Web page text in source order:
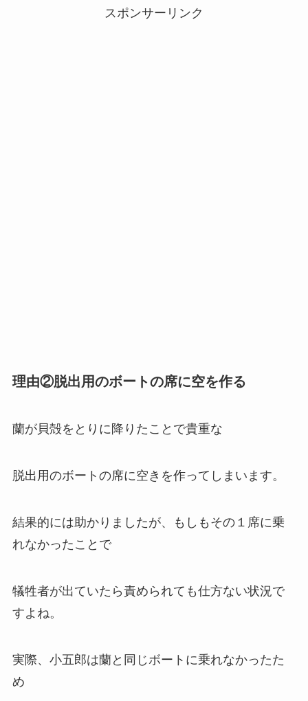
スポンサーリンク
理由②脱出用のボートの席に空を作る
蘭が貝殻をとりに降りたことで貴重な
脱出用のボートの席に空きを作ってしまいます。
結果的には助かりましたが、もしもその１席に乗
れなかったことで
犠牲者が出ていたら責められても仕方ない状況で
すよね。
実際、小五郎は蘭と同じボートに乗れなかったた
め